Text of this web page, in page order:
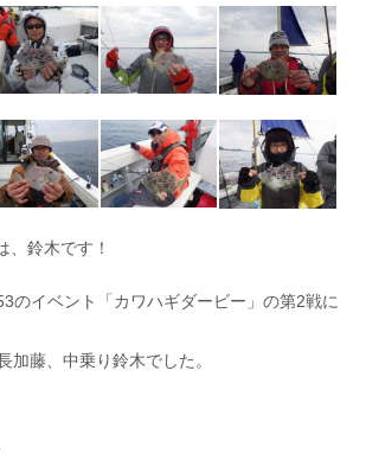
公式ブログ
会社概要
リンク集
Link
、鈴木です！
のイベント「カワハギダービー」の第2戦に
加藤、中乗り鈴木でした。